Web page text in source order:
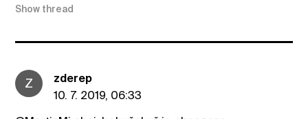
Show thread
Z
zderep
10. 7. 2019, 06:33